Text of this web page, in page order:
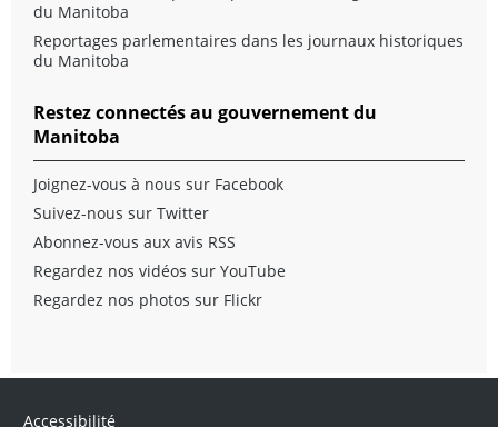
du Manitoba
Reportages parlementaires dans les journaux historiques
du Manitoba
Restez connectés au gouvernement du
Manitoba
Joignez-vous à nous sur Facebook
Suivez-nous sur Twitter
Abonnez-vous aux avis RSS
Regardez nos vidéos sur YouTube
Regardez nos photos sur Flickr
Accessibilité